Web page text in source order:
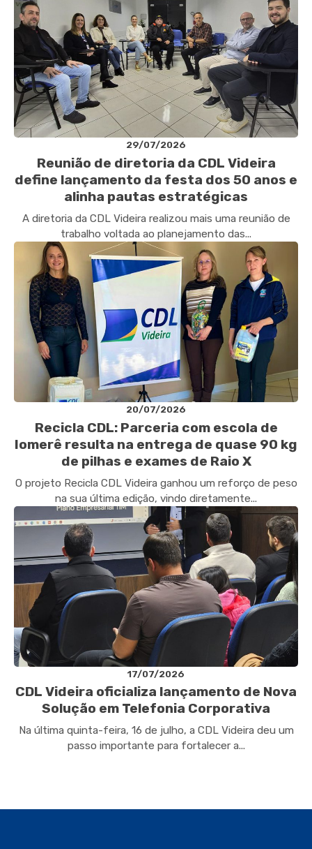
29/07/2026
Reunião de diretoria da CDL Videira
define lançamento da festa dos 50 anos e
alinha pautas estratégicas
A diretoria da CDL Videira realizou mais uma reunião de
trabalho voltada ao planejamento das...
20/07/2026
Recicla CDL: Parceria com escola de
Iomerê resulta na entrega de quase 90 kg
de pilhas e exames de Raio X
O projeto Recicla CDL Videira ganhou um reforço de peso
na sua última edição, vindo diretamente...
17/07/2026
CDL Videira oficializa lançamento de Nova
Solução em Telefonia Corporativa
Na última quinta-feira, 16 de julho, a CDL Videira deu um
passo importante para fortalecer a...